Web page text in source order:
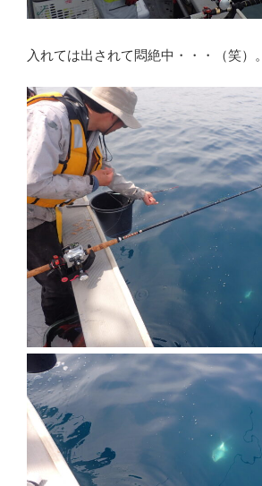
入れては出されて悶絶中・・・（笑）。